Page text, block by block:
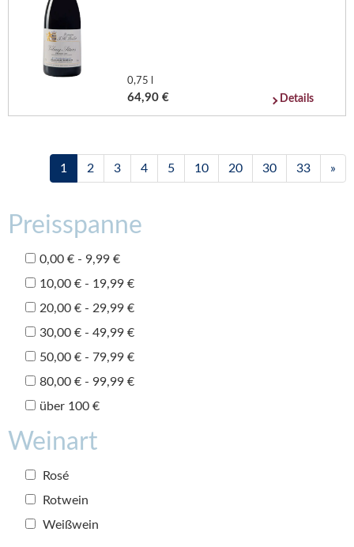
0,75 l
64,90 € Details
1 2 3 4 5 10 20 30 33 »
Preisspanne
0,00 € - 9,99 €
10,00 € - 19,99 €
20,00 € - 29,99 €
30,00 € - 49,99 €
50,00 € - 79,99 €
80,00 € - 99,99 €
über 100 €
Weinart
Rosé
Rotwein
Weißwein